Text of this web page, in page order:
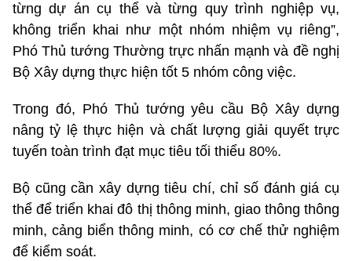
từng dự án cụ thể và từng quy trình nghiệp vụ,
không triển khai như một nhóm nhiệm vụ riêng”,
Phó Thủ tướng Thường trực nhấn mạnh và đề nghị
Bộ Xây dựng thực hiện tốt 5 nhóm công việc.
Trong đó, Phó Thủ tướng yêu cầu Bộ Xây dựng
nâng tỷ lệ thực hiện và chất lượng giải quyết trực
tuyến toàn trình đạt mục tiêu tối thiểu 80%.
Bộ cũng cần xây dựng tiêu chí, chỉ số đánh giá cụ
thể để triển khai đô thị thông minh, giao thông thông
minh, cảng biển thông minh, có cơ chế thử nghiệm
để kiểm soát.